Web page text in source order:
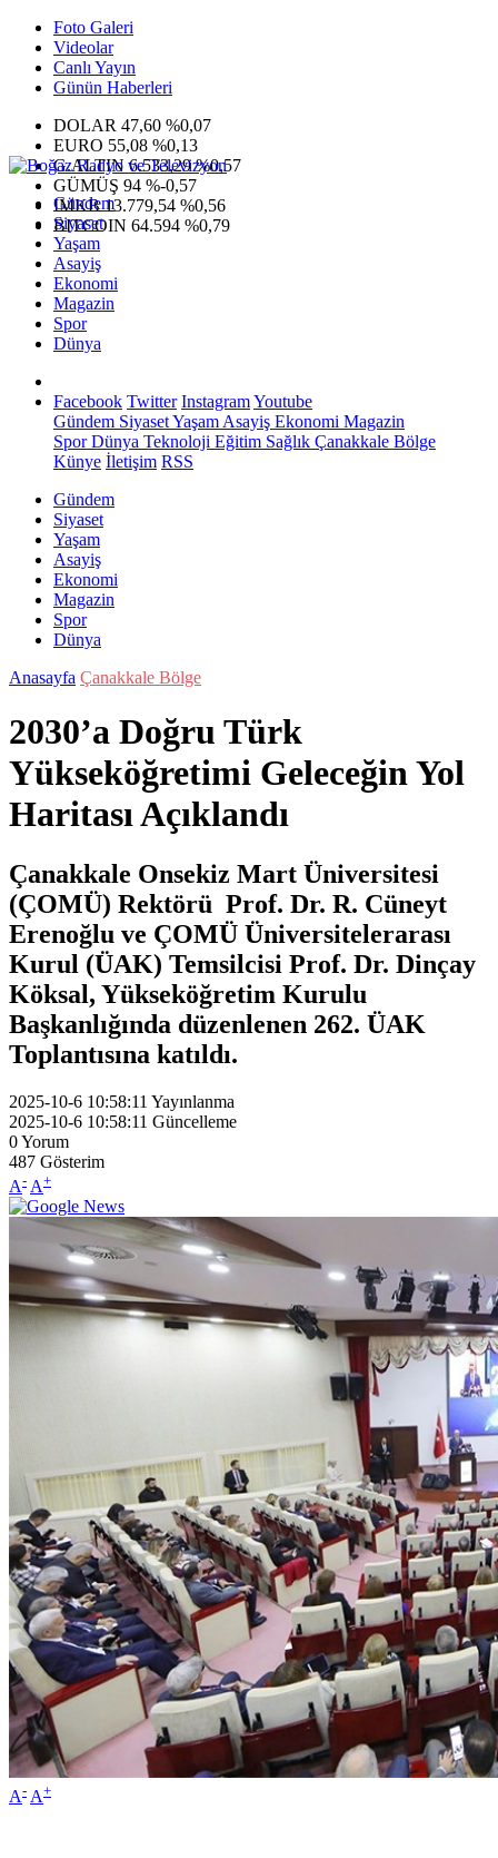
Foto Galeri
Videolar
Canlı Yayın
Günün Haberleri
DOLAR 47,60 %0,07
EURO 55,08 %0,13
G.ALTIN6.533,29 %0,57
GÜMÜŞ 94 %-0,57
IMKB13.779,54 %0,56
BITCOIN 64.594 %0,79
Gündem
Siyaset
Yaşam
Asayiş
Ekonomi
Magazin
Spor
Dünya
Facebook Twitter InstagramYoutube
Gündem SiyasetYaşam Asayiş Ekonomi Magazin
SporDünya Teknoloji Eğitim Sağlık Çanakkale Bölge
Künye İletişim RSS
Gündem
Siyaset
Yaşam
Asayiş
Ekonomi
Magazin
Spor
Dünya
Anasayfa Çanakkale Bölge
2030’a Doğru Türk
Yükseköğretimi Geleceğin Yol
Haritası Açıklandı
Çanakkale Onsekiz Mart Üniversitesi
(ÇOMÜ) Rektörü Prof. Dr. R. Cüneyt
Erenoğlu ve ÇOMÜ Üniversitelerarası
Kurul (ÜAK) Temsilcisi Prof. Dr. Dinçay
Köksal, Yükseköğretim Kurulu
Başkanlığında düzenlenen 262. ÜAK
Toplantısına katıldı.
2025-10-6 10:58:11 Yayınlanma
2025-10-6 10:58:11 Güncelleme
0Yorum
487 Gösterim
A- A+
A- A+